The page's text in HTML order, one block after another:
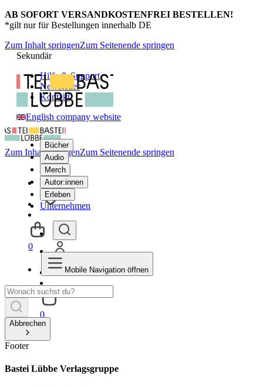
AB SOFORT VERSANDKOSTENFREI BESTELLEN!
*gilt nur für Bestellungen innerhalb DE
Zum Inhalt springenZum Seitenende springen
Sekundär
Hilfe & Support
Newsletter
Kontakt
English company website
Bücher
Audio
Merch
Autor:innen
Erleben
Unternehmen
0
Zum Inhalt springenZum Seitenende springen
0
Mobile Navigation öffnen
Abbrechen
Footer
Bastei Lübbe Verlagsgruppe